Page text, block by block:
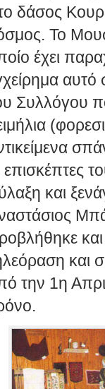
δάσος
Το
έχει
αυτό
Συλλόγου
επισκέπτες
και
και
την 1η